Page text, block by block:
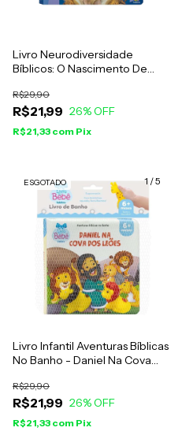
Livro Neurodiversidade
Bíblicos: O Nascimento De
Vanessa Justino
R$21,99
R$29,90
26% OFF
R$21,33 com Pix
1 /5
ESGOTADO
Livro Infantil Aventuras Bíblicas
No Banho - Daniel Na Cova
R$21,99
R$29,90
26% OFF
R$21,33 com Pix